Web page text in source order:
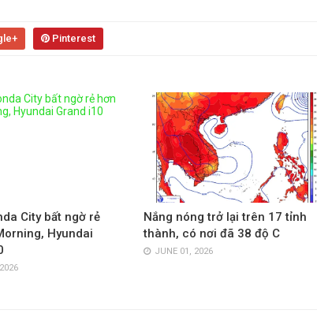
Pinterest
City bất ngờ rẻ
Hyundai
Nắng nóng trở lại trên 17 tỉnh
thành, có nơi đã 38 độ C
JUNE 01, 2026